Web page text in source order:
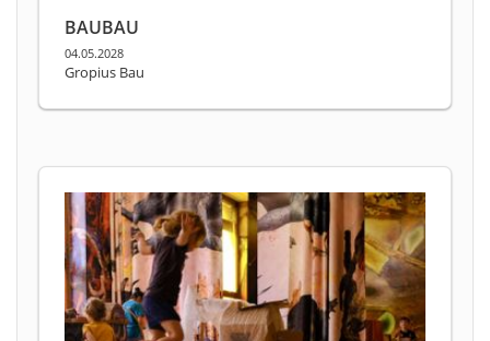
BAUBAU
04.05.2028
Gropius Bau